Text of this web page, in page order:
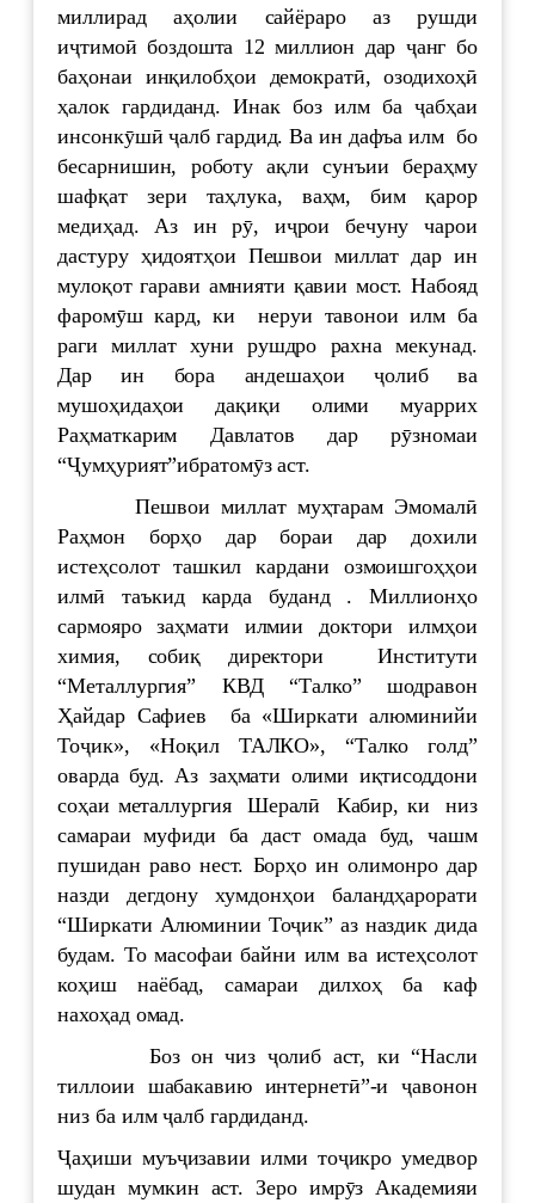
миллирад аҳолии сайёраро аз рушди
иҷтимоӣ боздошта 12 миллион дар ҷанг бо
баҳонаи инқилобҳои демократӣ, озодихоҳӣ
ҳалок гардиданд. Инак боз илм ба ҷабҳаи
инсонкӯшӣ ҷалб гардид. Ва ин дафъа илм бо
бесарнишин, роботу ақли сунъии бераҳму
шафқат зери таҳлука, ваҳм, бим қарор
медиҳад. Аз ин рӯ, иҷрои бечуну чарои
дастуру ҳидоятҳои Пешвои миллат дар ин
мулоқот гарави амнияти қавии мост. Набояд
фаромӯш кард, ки неруи тавонои илм ба
раги миллат хуни рушдро рахна мекунад.
Дар ин бора андешаҳои ҷолиб ва
мушоҳидаҳои дақиқи олими муаррих
Раҳматкарим Давлатов дар рӯзномаи
“Ҷумҳурият”ибратомӯз аст.
Пешвои миллат муҳтарам Эмомалӣ
Раҳмон борҳо дар бораи дар дохили
истеҳсолот ташкил кардани озмоишгоҳҳои
илмӣ таъкид карда буданд . Миллионҳо
сармояро заҳмати илмии доктори илмҳои
химия, собиқ директори Институти
“Металлургия” КВД “Талко” шодравон
Ҳайдар Сафиев ба «Ширкати алюминийи
Тоҷик», «Ноқил ТАЛКО», “Талко голд”
оварда буд. Аз заҳмати олими иқтисоддони
соҳаи металлургия Шералӣ Кабир, ки низ
самараи муфиди ба даст омада буд, чашм
пушидан раво нест. Борҳо ин олимонро дар
назди дегдону хумдонҳои баландҳарорати
“Ширкати Алюминии Тоҷик” аз наздик дида
будам. То масофаи байни илм ва истеҳсолот
коҳиш наёбад, самараи дилхоҳ ба каф
нахоҳад омад.
Боз он чиз ҷолиб аст, ки “Насли
тиллоии шабакавию интернетӣ”-и ҷавонон
низ ба илм ҷалб гардиданд.
Ҷаҳиши муъҷизавии илми тоҷикро умедвор
шудан мумкин аст. Зеро имрӯз Академияи